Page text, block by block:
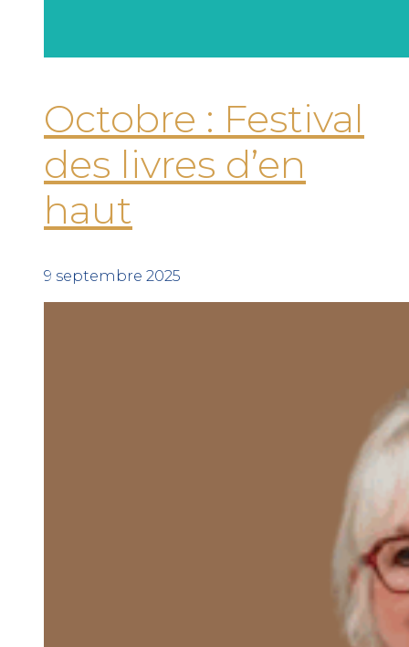
Octobre : Festival
des livres d’en
haut
9 septembre 2025